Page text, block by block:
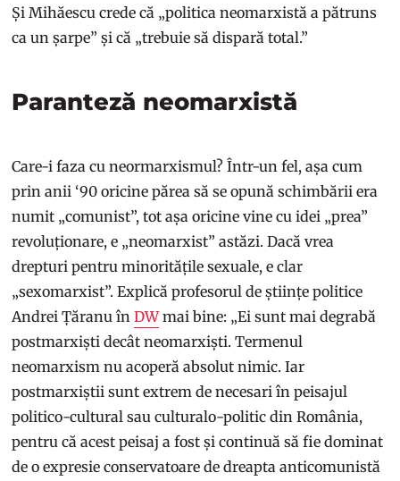
Și Mihăescu crede că „politica neomarxistă a pătruns
ca un șarpe” și că „trebuie să dispară total.”
Paranteză neomarxistă
Care-i faza cu neormarxismul? Într-un fel, așa cum
prin anii ‘90 oricine părea să se opună schimbării era
numit „comunist”, tot așa oricine vine cu idei „prea”
revoluționare, e „neomarxist” astăzi. Dacă vrea
drepturi pentru minoritățile sexuale, e clar
„sexomarxist”. Explică profesorul de științe politice
Andrei Țăranu înDWmai bine: „Ei sunt mai degrabă
postmarxiști decât neomarxiști. Termenul
neomarxism nu acoperă absolut nimic. Iar
postmarxiștii sunt extrem de necesari în peisajul
politico-cultural sau culturalo-politic din România,
pentru că acest peisaj a fost și continuă să fie dominat
de o expresie conservatoare de dreapta anticomunistă